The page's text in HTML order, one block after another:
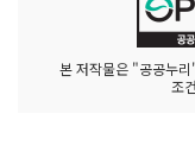
본 저작물은 "공공누
조